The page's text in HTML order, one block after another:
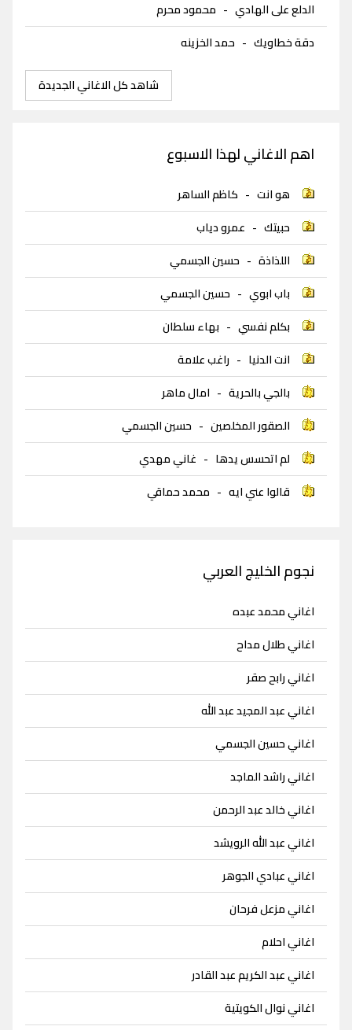
الدلع على الهادي - محمود محرم
دقة خطاويك - حمد الخزينه
شاهد كل الاغاني الجديدة
اهم الاغاني لهذا الاسبوع
هو انت - كاظم الساهر
حبيتك - عمرو دياب
اللذاذة - حسين الجسمي
باب ابوي - حسين الجسمي
بكلم نفسي - بهاء سلطان
انت الدنيا - راغب علامة
بالجي بالحرية - امال ماهر
الصقور المخلصين - حسين الجسمي
لم اتحسس يدها - غاني مهدي
قالوا عني ايه - محمد حماقي
نجوم الخليج العربي
اغاني محمد عبده
اغاني طلال مداح
اغاني رابح صقر
اغاني عبد المجيد عبد الله
اغاني حسين الجسمي
اغاني راشد الماجد
اغاني خالد عبد الرحمن
اغاني عبد الله الرويشد
اغاني عبادي الجوهر
اغاني مزعل فرحان
اغاني احلام
اغاني عبد الكريم عبد القادر
اغاني نوال الكويتية